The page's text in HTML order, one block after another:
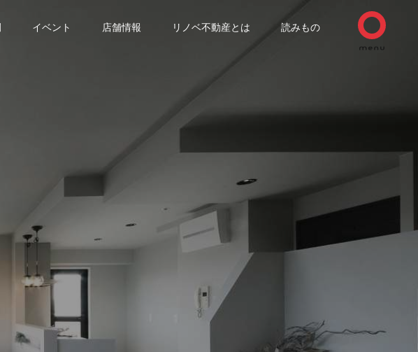
イベント 店舗情報 リノベ不動産とは 読みもの